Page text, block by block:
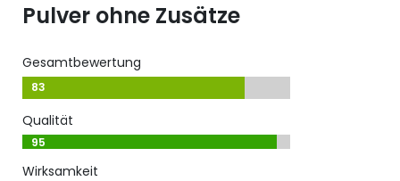
Pulver ohne Zusätze
Gesamtbewertung
83
Qualität
95
Wirksamkeit